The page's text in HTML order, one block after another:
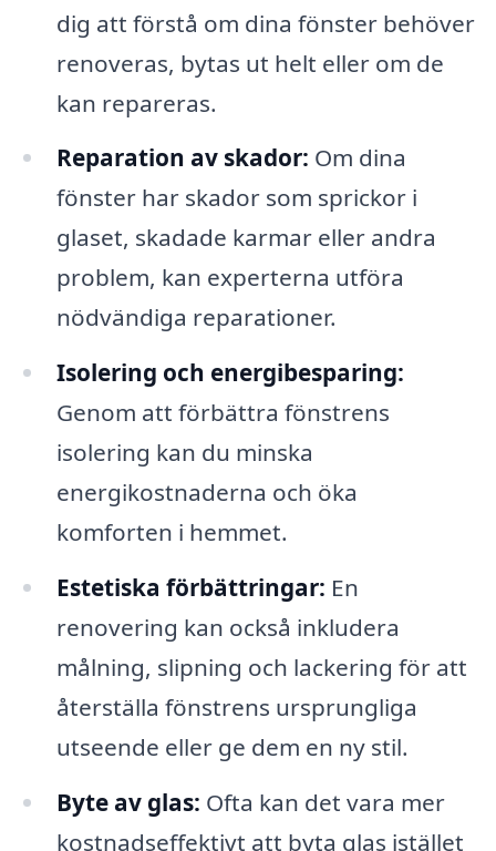
dig att förstå om dina fönster behöver
renoveras, bytas ut helt eller om de
kan repareras.
Reparation av skador: Om dina
fönster har skador som sprickor i
glaset, skadade karmar eller andra
problem, kan experterna utföra
nödvändiga reparationer.
Isolering och energibesparing:
Genom att förbättra fönstrens
isolering kan du minska
energikostnaderna och öka
komforten i hemmet.
Estetiska förbättringar: En
renovering kan också inkludera
målning, slipning och lackering för att
återställa fönstrens ursprungliga
utseende eller ge dem en ny stil.
Byte av glas: Ofta kan det vara mer
kostnadseffektivt att byta glas istället